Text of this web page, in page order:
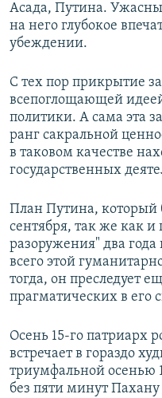
Асада, Путина.
на него глубокое
убеждении.
С тех пор прикрытие
всепоглощающей
политики. А сама эта
ранг сакральной
в таковом качестве
государственных
План Путина, который
сентября, так же как
разоружения" два
всего этой
тогда, он преследует
прагматических в его
Осень 15-го патриарх
встречает в гораздо
триумфальной осенью
без пяти минут